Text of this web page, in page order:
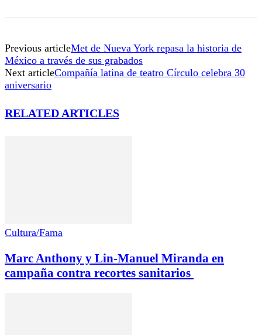
Previous articleMet de Nueva York repasa la historia de
México a través de sus grabados
Next articleCompañía latina de teatro Círculo celebra 30
aniversario
RELATED ARTICLES
Cultura/Fama
Marc Anthony y Lin-Manuel Miranda en
campaña contra recortes sanitarios